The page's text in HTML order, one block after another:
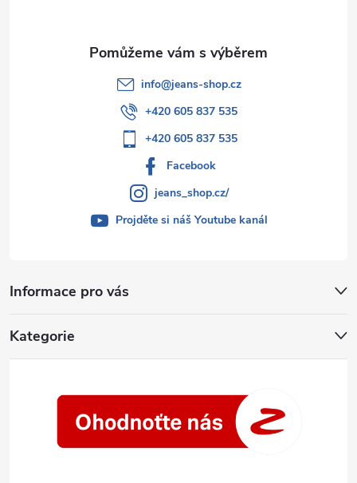
Informace pro vás
Kategorie
info@jeans-shop.cz
+420 605 837 535
+420 605 837 535
Facebook
jeans_shop.cz/
Projděte si náš Youtube kanál